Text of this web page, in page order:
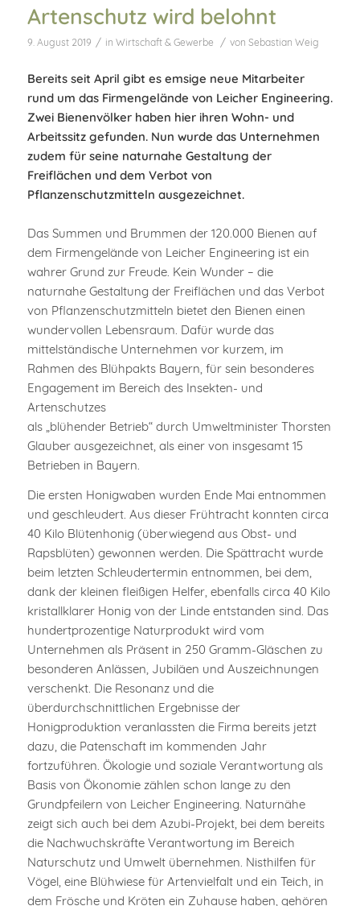
Artenschutz wird belohnt
9. August 2019 / in Wirtschaft & Gewerbe / von Sebastian Weig
Bereits seit April gibt es emsige neue Mitarbeiter
rund um das Firmengelände von Leicher Engineering.
Zwei Bienenvölker haben hier ihren Wohn- und
Arbeitssitz gefunden. Nun wurde das Unternehmen
zudem für seine naturnahe Gestaltung der
Freiflächen und dem Verbot von
Pflanzenschutzmitteln ausgezeichnet.
Das Summen und Brummen der 120.000 Bienen auf
dem Firmengelände von Leicher Engineering ist ein
wahrer Grund zur Freude. Kein Wunder – die
naturnahe Gestaltung der Freiflächen und das Verbot
von Pflanzenschutzmitteln bietet den Bienen einen
wundervollen Lebensraum. Dafür wurde das
mittelständische Unternehmen vor kurzem, im
Rahmen des Blühpakts Bayern, für sein besonderes
Engagement im Bereich des Insekten- und
Artenschutzes
als „blühender Betrieb“ durch Umweltminister Thorsten
Glauber ausgezeichnet, als einer von insgesamt 15
Betrieben in Bayern.
Die ersten Honigwaben wurden Ende Mai entnommen
und geschleudert. Aus dieser Frühtracht konnten circa
40 Kilo Blütenhonig (überwiegend aus Obst- und
Rapsblüten) gewonnen werden. Die Spättracht wurde
beim letzten Schleudertermin entnommen, bei dem,
dank der kleinen fleißigen Helfer, ebenfalls circa 40 Kilo
kristallklarer Honig von der Linde entstanden sind. Das
hundertprozentige Naturprodukt wird vom
Unternehmen als Präsent in 250 Gramm-Gläschen zu
besonderen Anlässen, Jubiläen und Auszeichnungen
verschenkt. Die Resonanz und die
überdurchschnittlichen Ergebnisse der
Honigproduktion veranlassten die Firma bereits jetzt
dazu, die Patenschaft im kommenden Jahr
fortzuführen. Ökologie und soziale Verantwortung als
Basis von Ökonomie zählen schon lange zu den
Grundpfeilern von Leicher Engineering. Naturnähe
zeigt sich auch bei dem Azubi-Projekt, bei dem bereits
die Nachwuchskräfte Verantwortung im Bereich
Naturschutz und Umwelt übernehmen. Nisthilfen für
Vögel, eine Blühwiese für Artenvielfalt und ein Teich, in
dem Frösche und Kröten ein Zuhause haben, gehören